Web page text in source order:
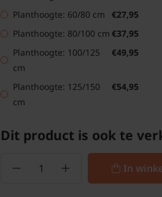
Planthoogte: 60/80 cm
€27,95
Planthoogte: 80/100 cm €37,95
Planthoogte: 100/125
cm
€49,95
Planthoogte: 125/150
cm
€54,95
Dit product is ook te
In